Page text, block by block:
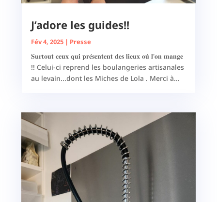
J’adore les guides!!
Fév 4, 2025| Presse
𝐒𝐮𝐫𝐭𝐨𝐮𝐭 𝐜𝐞𝐮𝐱 𝐪𝐮𝐢 𝐩𝐫𝐞́𝐬𝐞𝐧𝐭𝐞𝐧𝐭 𝐝𝐞𝐬 𝐥𝐢𝐞𝐮𝐱 𝐨𝐮̀ 𝐥'𝐨𝐧 𝐦𝐚𝐧𝐠𝐞
!! Celui-ci reprend les boulangeries artisanales
au levain...dont les Miches de Lola . Merci à...